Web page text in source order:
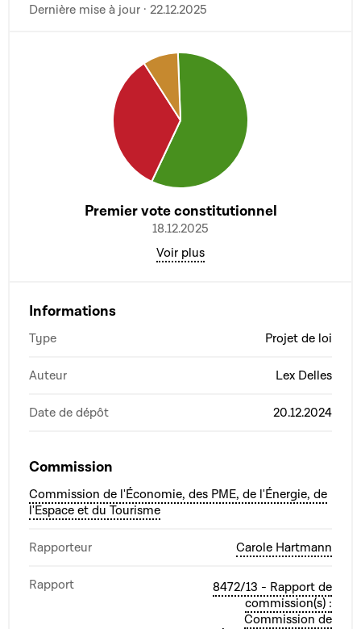
Dernière mise à jour · 22.12.2025
Premier vote constitutionnel
18.12.2025
Voir plus
Informations
Type Projet de loi
Auteur Lex Delles
Date de dépôt 20.12.2024
Commission
Commission de l'Économie, des PME, de l'Énergie, de
l'Espace et du Tourisme
Rapporteur Carole Hartmann
Rapport
8472/13 - Rapport de
commission(s) :
Commission de